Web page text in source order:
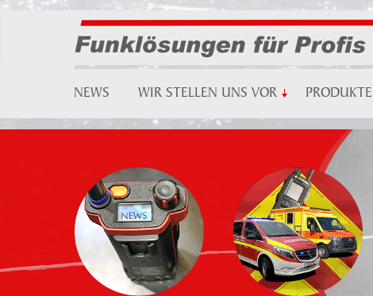
NEWS WIR STELLEN UNS VOR PRODUKTE